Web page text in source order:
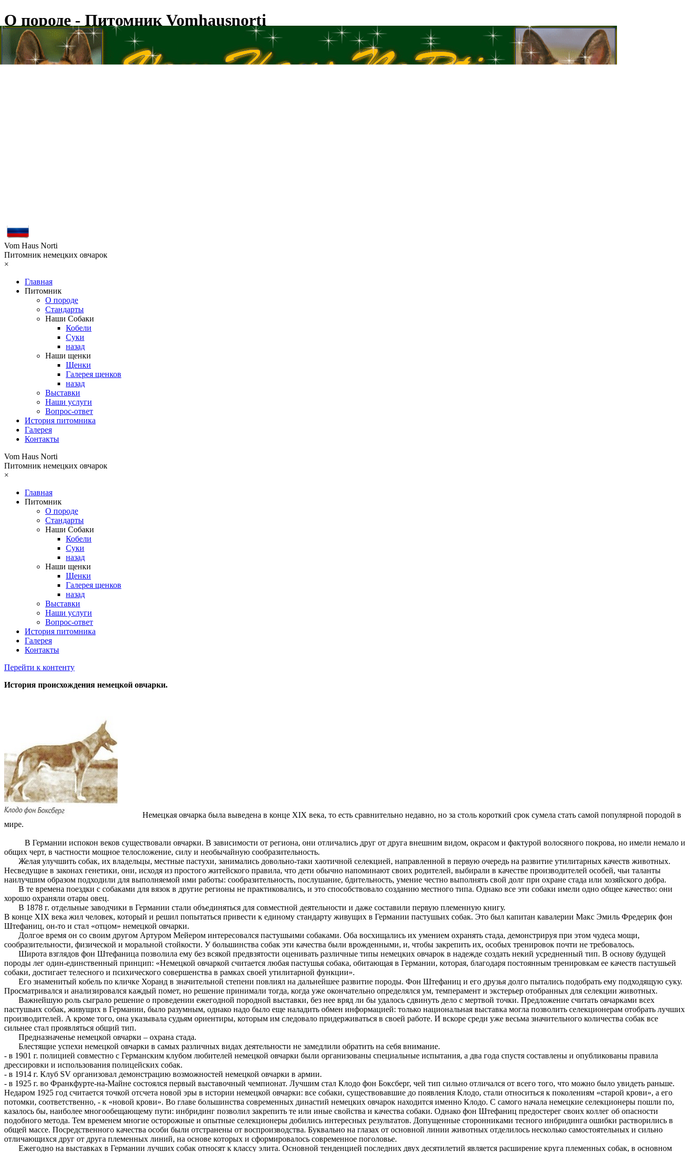
О породе - Питомник Vomhausnorti
Vom Haus Norti
Питомник немецких овчарок
×
Главная
Питомник
О породе
Стандарты
Наши Собаки
Кобели
Суки
назад
Наши щенки
Щенки
Галерея щенков
назад
Выставки
Наши услуги
Вопрос-ответ
История питомника
Галерея
Контакты
Vom Haus Norti
Питомник немецких овчарок
×
Главная
Питомник
О породе
Стандарты
Наши Собаки
Кобели
Суки
назад
Наши щенки
Щенки
Галерея щенков
назад
Выставки
Наши услуги
Вопрос-ответ
История питомника
Галерея
Контакты
Перейти к контенту
История происхождения немецкой овчарки.
Немецкая овчарка была выведена в конце XIX века, то есть сравнительно недавно, но за столь короткий срок сумела стать самой популярной породой в
мире.
В Германии испокон веков существовали овчарки. В зависимости от региона, они отличались друг от друга внешним видом, окрасом и фактурой волосяного покрова, но имели немало и
общих черт, в частности мощное телосложение, силу и необычайную сообразительность.
Желая улучшить собак, их владельцы, местные пастухи, занимались довольно-таки хаотичной селекцией, направленной в первую очередь на развитие утилитарных качеств животных.
Несведущие в законах генетики, они, исходя из простого житейского правила, что дети обычно напоминают своих родителей, выбирали в качестве производителей особей, чьи таланты
наилучшим образом подходили для выполняемой ими работы: сообразительность, послушание, бдительность, умение честно выполнять свой долг при охране стада или хозяйского добра.
В те времена поездки с собаками для вязок в другие регионы не практиковались, и это способствовало созданию местного типа. Однако все эти собаки имели одно общее качество: они
хорошо охраняли отары овец.
В 1878 г. отдельные заводчики в Германии стали объединяться для совместной деятельности и даже составили первую племенную книгу.
В конце XIX века жил человек, который и решил попытаться привести к единому стандарту живущих в Германии пастушьих собак. Это был капитан кавалерии Макс Эмиль Фредерик фон
Штефаниц, он-то и стал «отцом» немецкой овчарки.
Долгое время он со своим другом Артуром Мейером интересовался пастушьими собаками. Оба восхищались их умением охранять стада, демонстрируя при этом чудеса мощи,
сообразительности, физической и моральной стойкости. У большинства собак эти качества были врожденными, и, чтобы закрепить их, особых тренировок почти не требовалось.
Широта взглядов фон Штефаница позволила ему без всякой предвзятости оценивать различные типы немецких овчарок в надежде создать некий усредненный тип. В основу будущей
породы лег один-единственный принцип: «Немецкой овчаркой считается любая пастушья собака, обитающая в Германии, которая, благодаря постоянным тренировкам ее качеств пастушьей
собаки, достигает телесного и психического совершенства в рамках своей утилитарной функции».
Его знаменитый кобель по кличке Хоранд в значительной степени повлиял на дальнейшее развитие породы. Фон Штефаниц и его друзья долго пытались подобрать ему подходящую суку.
Просматривался и анализировался каждый помет, но решение принимали тогда, когда уже окончательно определялся ум, темперамент и экстерьер отобранных для селекции животных.
Важнейшую роль сыграло решение о проведении ежегодной породной выставки, без нее вряд ли бы удалось сдвинуть дело с мертвой точки. Предложение считать овчарками всех
пастушьих собак, живущих в Германии, было разумным, однако надо было еще наладить обмен информацией: только национальная выставка могла позволить селекционерам отобрать лучших
производителей. А кроме того, она указывала судьям ориентиры, которым им следовало придерживаться в своей работе. И вскоре среди уже весьма значительного количества собак все
сильнее стал проявляться общий тип.
Предназначенье немецкой овчарки – охрана стада.
Блестящие успехи немецкой овчарки в самых различных видах деятельности не замедлили обратить на себя внимание.
- в 1901 г. полицией совместно с Германским клубом любителей немецкой овчарки были организованы специальные испытания, а два года спустя составлены и опубликованы правила
дрессировки и использования полицейских собак.
- в 1914 г. Клуб SV организовал демонстрацию возможностей немецкой овчарки в армии.
- в 1925 г. во Франкфурте-на-Майне состоялся первый выставочный чемпионат. Лучшим стал Клодо фон Боксберг, чей тип сильно отличался от всего того, что можно было увидеть раньше.
Недаром 1925 год считается точкой отсчета новой эры в истории немецкой овчарки: все собаки, существовавшие до появления Клодо, стали относиться к поколениям «старой крови», а его
потомки, соответственно, - к «новой крови». Во главе большинства современных династий немецких овчарок находится именно Клодо. С самого начала немецкие селекционеры пошли по,
казалось бы, наиболее многообещающему пути: инбридинг позволил закрепить те или иные свойства и качества собаки. Однако фон Штефаниц предостерег своих коллег об опасности
подобного метода. Тем временем многие осторожные и опытные селекционеры добились интересных результатов. Допущенные сторонниками тесного инбридинга ошибки растворились в
общей массе. Посредственного качества особи были отстранены от воспроизводства. Буквально на глазах от основной линии животных отделилось несколько самостоятельных и сильно
отличающихся друг от друга племенных линий, на основе которых и сформировалось современное поголовье.
Ежегодно на выставках в Германии лучших собак относят к классу элита. Основной тенденцией последних двух десятилетий является расширение круга племенных собак, в основном